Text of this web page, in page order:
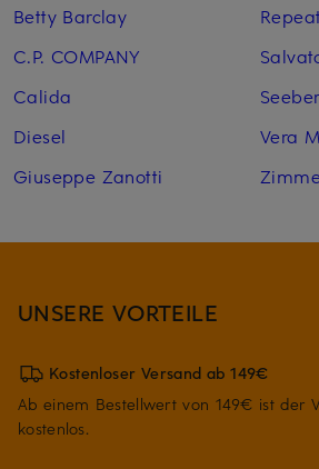
Betty Barclay
C.P. COMPANY
Calida
Diesel
Giuseppe Zanotti
Vera
UNSERE VORTEILE
Kostenloser Versand ab 149€
Ab einem Bestellwert von 149€ ist der
kostenlos.